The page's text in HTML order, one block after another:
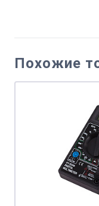
Похожие